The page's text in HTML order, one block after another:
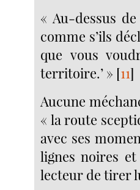
« Au-dessus
comme s’ils
que vous
territoire.’ » [11]
Aucune
« la route
avec ses
lignes noires
lecteur de tirer